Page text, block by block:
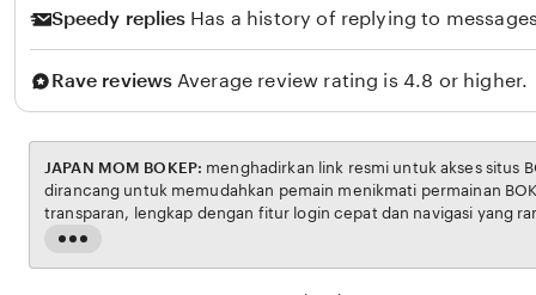
Speedy replies Has a history of replying to
Rave reviews Average review rating is 4.8 or higher.
Read
the
JAPAN MOM BOKEP:
dirancang untuk memudahkan pemain menikmati permainan BOKEP dengan aman dan
transparan, lengkap dengan fitur login cepat dan navigasi yang ramah pengguna. Setiap
transaksi dijamin aman, sementara update hasil dan informasi permainan selalu tersedia